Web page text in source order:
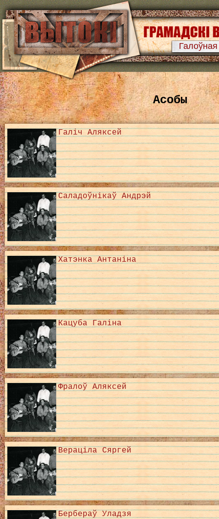
Галоўная
Асобы
Галіч Аляксей
Саладоўнікаў Андрэй
Хатэнка Антаніна
Кацуба Галіна
Фралоў Аляксей
Вераціла Сяргей
Бербераў Уладзя